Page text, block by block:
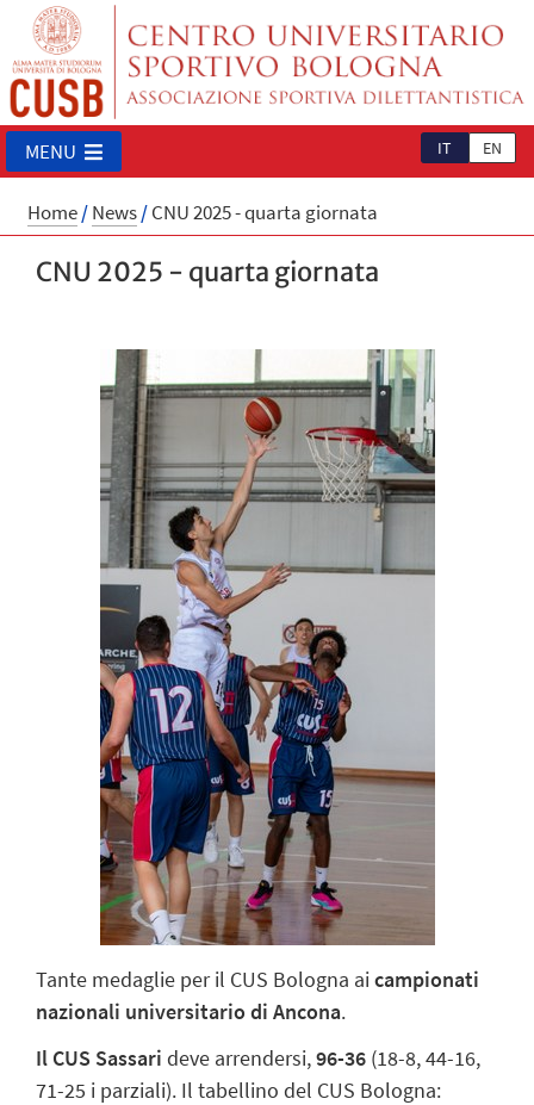
IT EN
MENU
Home/News/CNU 2025 - quarta giornata
CNU 2025 - quarta giornata
Tante medaglie per il CUS Bologna aicampionati
nazionali universitario di Ancona.
Il CUS Sassari deve arrendersi,96-36 (18-8, 44-16,
71-25 i parziali). Il tabellino del CUS Bologna: